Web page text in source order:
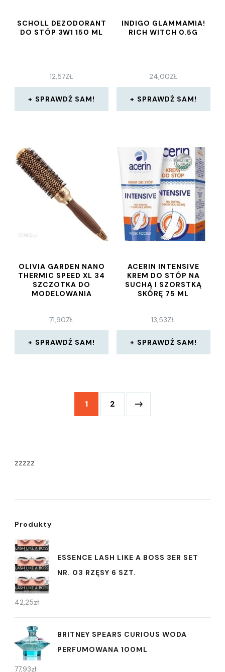
SCHOLL DEZODORANT
DO STÓP 3W1 150 ML
12,57ZŁ
SPRAWDŹ SAM!
INDIGO GLAMMAMIA!
RICH WITCH 0.5G
24,00ZŁ
SPRAWDŹ SAM!
OLIVIA GARDEN NANO
THERMIC SPEED XL 34
SZCZOTKA DO
MODELOWANIA
71,90ZŁ
SPRAWDŹ SAM!
ACERIN INTENSIVE
KREM DO STÓP NA
SUCHĄ I SZORSTKĄ
SKÓRĘ 75 ML
13,53ZŁ
SPRAWDŹ SAM!
1 2
zzzzz
Produkty
ESSENCE LASH LIKE A BOSS 3ER SET
NR. 03 RZĘSY 6 SZT.
42,25zł
BRITNEY SPEARS CURIOUS WODA
PERFUMOWANA 100ML
77,93zł